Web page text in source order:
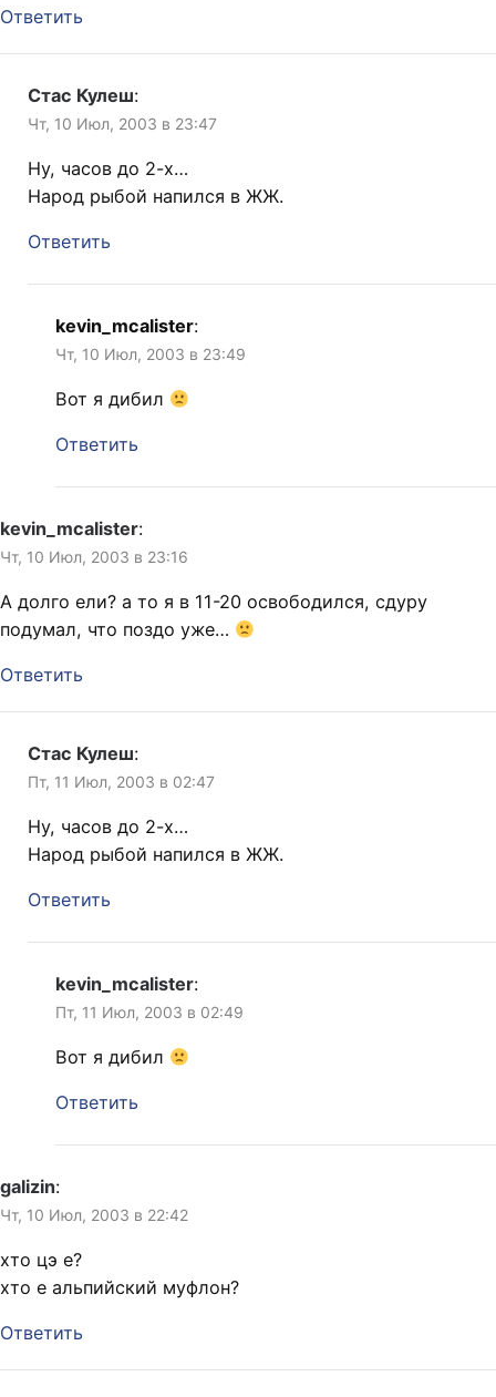
Ответить
Стас Кулеш:
Чт, 10 Июл, 2003 в 23:47
Ну, часов до 2-х…
Народ рыбой напился в ЖЖ.
Ответить
kevin_mcalister:
Чт, 10 Июл, 2003 в 23:49
Вот я дибил
Ответить
kevin_mcalister:
Чт, 10 Июл, 2003 в 23:16
А долго ели? а то я в 11-20 освободился, сдуру
подумал, что поздо уже…
Ответить
Стас Кулеш:
Пт, 11 Июл, 2003 в 02:47
Ну, часов до 2-х…
Народ рыбой напился в ЖЖ.
Ответить
kevin_mcalister:
Пт, 11 Июл, 2003 в 02:49
Вот я дибил
Ответить
galizin:
Чт, 10 Июл, 2003 в 22:42
хто цэ е?
хто е альпийский муфлон?
Ответить